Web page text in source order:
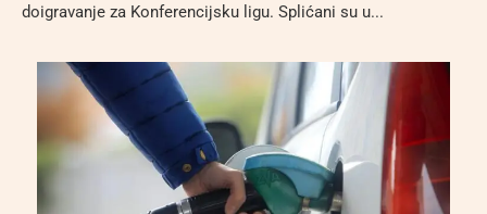
doigravanje za Konferencijsku ligu. Splićani su u...